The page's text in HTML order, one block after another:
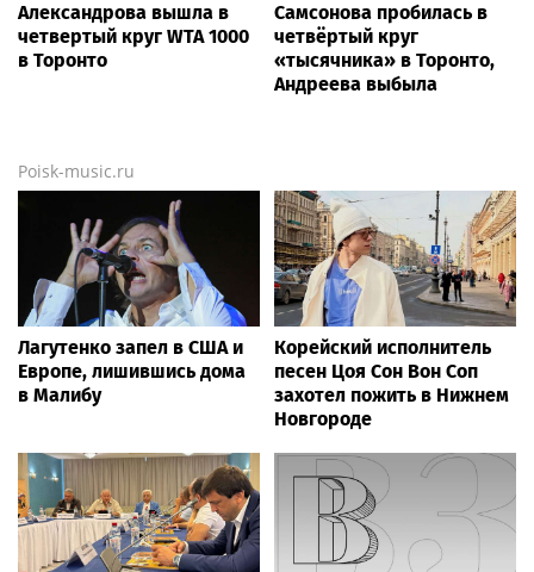
Александрова вышла в
четвертый круг WTA 1000
в Торонто
Самсонова пробилась в
четвёртый круг
«тысячника» в Торонто,
Андреева выбыла
Poisk-music.ru
Лагутенко запел в США и
Европе, лишившись дома
в Малибу
Корейский исполнитель
песен Цоя Сон Вон Соп
захотел пожить в Нижнем
Новгороде